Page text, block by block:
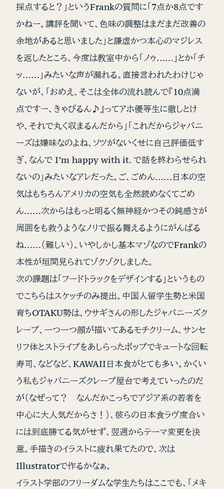
採点すると？」というFrankの質問に「7点か8点です
かねー。講評を聞いて、色味の調整はまだまだ改善の
余地があると思いました」と謙虚かつ本心のマジレス
を返したところ、今度は教室中から「ノゥ……」とか「チ
ッ……」みたいな声が漏れる。直接言われたわけじゃ
ないが、「おめえ、そこは全体の流れ読んで『10点満
点ですー、きゃぴるん♪』ってアホ優等生に徹しとけ
や、それで丸く収まるんだから」「これだからジャパニ
ーズは嫌味なのよね、ソツがないくせに自己評価低す
ぎ、なんで I’m happy with it. で話を終わらせられ
ないの」みたいなアレだった。ご、ごめん……日本の空
気はもちろんアメリカの空気も全然読めなくてごめ
ん……次からはもっと明るく無神経かつその鈍感さが
周囲をも救うようなノリで振る舞えるようにがんばる
ね……（難しい）。いやしかし基本マゾなのでFrankの
本性が垣間見られてゾクゾクしました。
次の課題は「フードトラックをデザインする」というもの
でこちらはスケッチのみ提出。中国人留学生勢と米国
育ちOTAKU勢は、ウサギさんの形したジャパニーズク
レープ、一つ一つ顔が描いてあるモチクリーム、サンセ
リフ体とストライプをあしらったポップでキュートな回転
寿司、などなど、KAWAII日本食がとても多い。かくい
う私もジャパニーズクレープ屋台で考えていったのだ
が（なぜって？ なんだかこっちでアジア系の若者を
中心に大人気だからさ！）、彼らの日本食ラヴ度合い
には到底勝てる気がせず、翌週からテーマ変更を決
意。手描きのイラストに疲れ果てたので、次は
Illustratorで作るかなぁ。
イラスト学部のフリーダムな学生たちはここでも、「メキ